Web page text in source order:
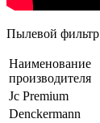
Пылевой фильтр
Наименование
производителя
Jc Premium
Denckermann